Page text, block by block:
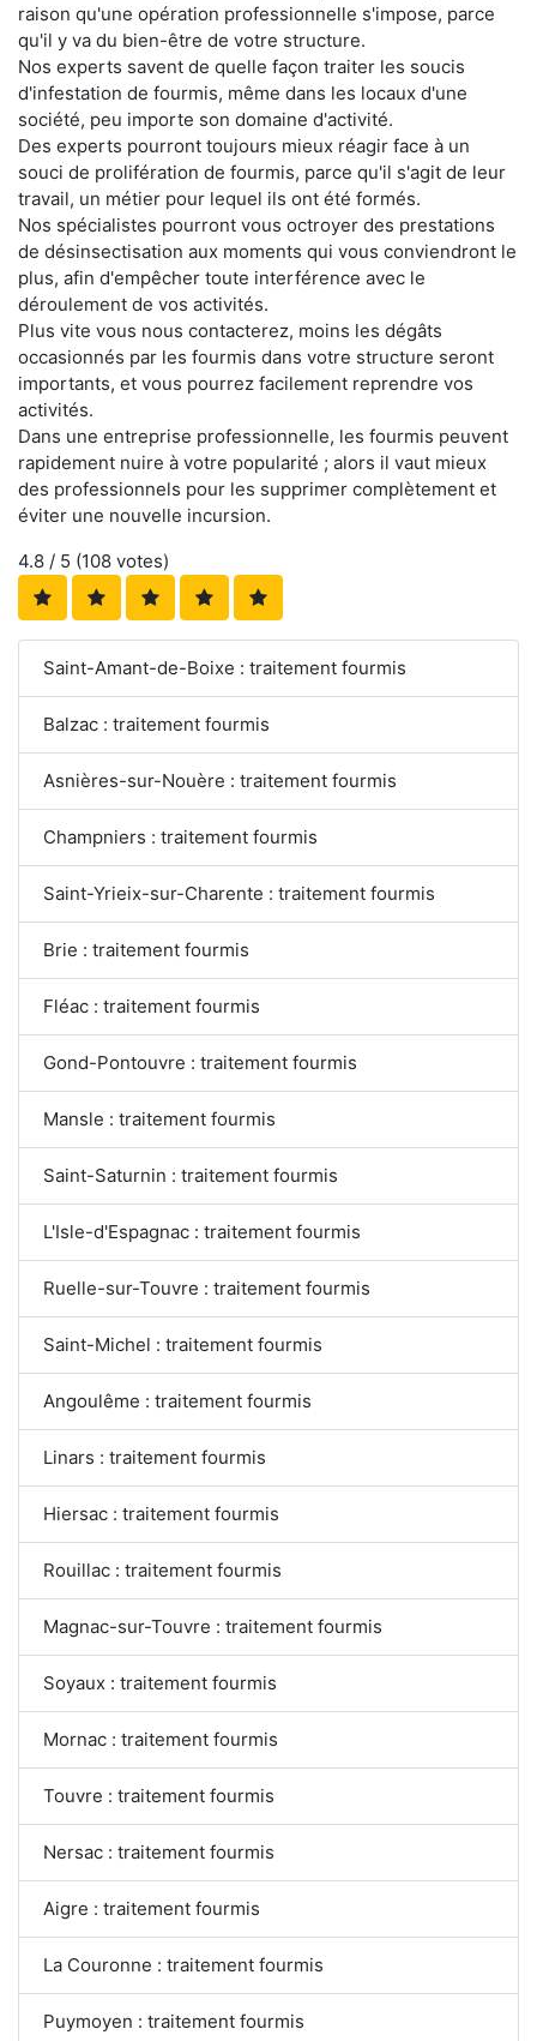
raison qu'une opération professionnelle s'impose, parce
qu'il y va du bien-être de votre structure.
Nos experts savent de quelle façon traiter les soucis
d'infestation de fourmis, même dans les locaux d'une
société, peu importe son domaine d'activité.
Des experts pourront toujours mieux réagir face à un
souci de prolifération de fourmis, parce qu'il s'agit de leur
travail, un métier pour lequel ils ont été formés.
Nos spécialistes pourront vous octroyer des prestations
de désinsectisation aux moments qui vous conviendront le
plus, afin d'empêcher toute interférence avec le
déroulement de vos activités.
Plus vite vous nous contacterez, moins les dégâts
occasionnés par les fourmis dans votre structure seront
importants, et vous pourrez facilement reprendre vos
activités.
Dans une entreprise professionnelle, les fourmis peuvent
rapidement nuire à votre popularité ; alors il vaut mieux
des professionnels pour les supprimer complètement et
éviter une nouvelle incursion.
4.8 / 5 (108 votes)
Saint-Amant-de-Boixe : traitement fourmis
Balzac : traitement fourmis
Asnières-sur-Nouère : traitement fourmis
Champniers : traitement fourmis
Saint-Yrieix-sur-Charente : traitement fourmis
Brie : traitement fourmis
Fléac : traitement fourmis
Gond-Pontouvre : traitement fourmis
Mansle : traitement fourmis
Saint-Saturnin : traitement fourmis
L'Isle-d'Espagnac : traitement fourmis
Ruelle-sur-Touvre : traitement fourmis
Saint-Michel : traitement fourmis
Angoulême : traitement fourmis
Linars : traitement fourmis
Hiersac : traitement fourmis
Rouillac : traitement fourmis
Magnac-sur-Touvre : traitement fourmis
Soyaux : traitement fourmis
Mornac : traitement fourmis
Touvre : traitement fourmis
Nersac : traitement fourmis
Aigre : traitement fourmis
La Couronne : traitement fourmis
Puymoyen : traitement fourmis